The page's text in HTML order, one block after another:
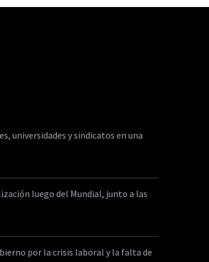
universidades y sindicatos en una
luego del Mundial, junto a las
por la crisis laboral y la falta de